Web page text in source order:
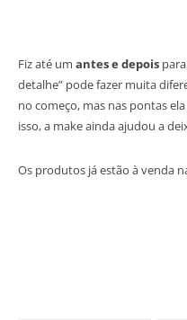
Fiz até um antes e depois
detalhe” pode fazer muita
no começo, mas nas pontas
isso, a make ainda ajudou a
Os produtos já estão à venda